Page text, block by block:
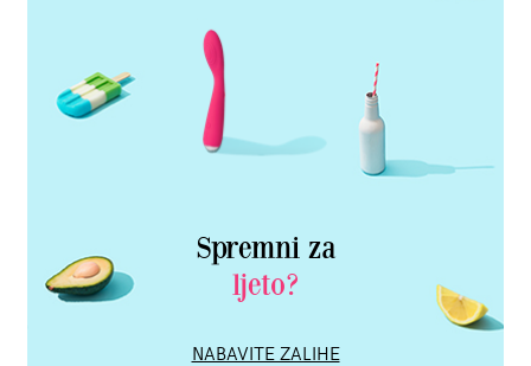
Spremni za
ljeto?
NABAVITE ZALIHE